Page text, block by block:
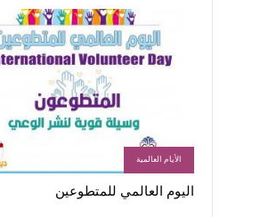
الأيام العالمية
اليوم العالمي للمتطوعين